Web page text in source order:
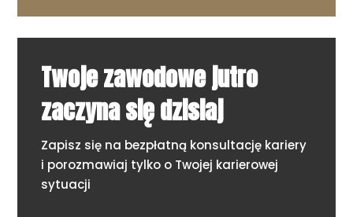
Twoje zawodowe jutro
zaczyna się dzisiaj
Zapisz się na bezpłatną konsultację kariery
i porozmawiaj tylko o Twojej karierowej
sytuacji